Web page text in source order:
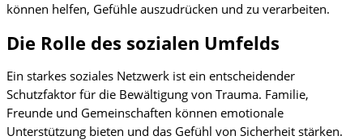
können helfen, Gefühle auszudrücken und zu verarbeiten.
Die Rolle des sozialen Umfelds
Ein starkes soziales Netzwerk ist ein entscheidender
Schutzfaktor für die Bewältigung von Trauma. Familie,
Freunde und Gemeinschaften können emotionale
Unterstützung bieten und das Gefühl von Sicherheit stärken.